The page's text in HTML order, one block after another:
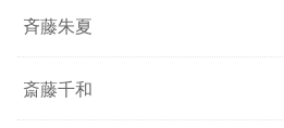
斉藤朱夏
斎藤千和